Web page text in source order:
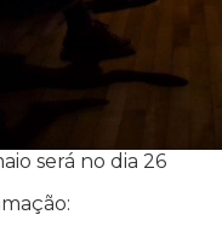
será no dia 26